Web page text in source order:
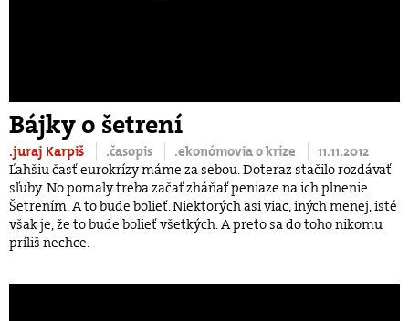
Bájky o šetrení
.juraj Karpiš .časopis .ekonómovia o kríze
11.11.2012
Ľahšiu časť eurokrízy máme za sebou. Doteraz stačilo rozdávať
sľuby. No pomaly treba začať zháňať peniaze na ich plnenie.
Šetrením. A to bude bolieť. Niektorých asi viac, iných menej, isté
však je, že to bude bolieť všetkých. A preto sa do toho nikomu
príliš nechce.